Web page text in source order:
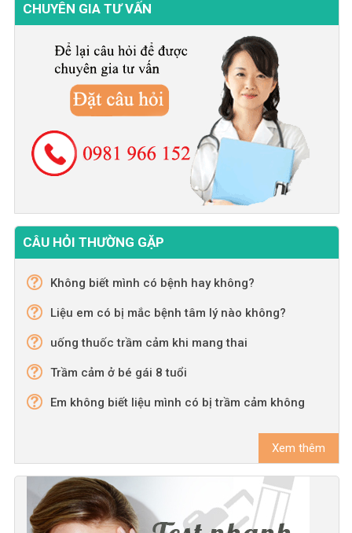
CHUYÊN GIA TƯ VẤN
CÂU HỎI THƯỜNG GẶP
Không biết mình có bệnh hay không?
Liệu em có bị mắc bệnh tâm lý nào không?
uống thuốc trầm cảm khi mang thai
Trầm cảm ở bé gái 8 tuổi
Em không biết liệu mình có bị trầm cảm không
Xem thêm